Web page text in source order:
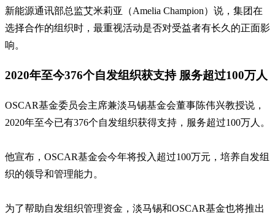
新能源通讯部总监艾米莉亚（Amelia Champion）说，集团在
选择合作的组织时，最重视活动是否对受益者有长久的正面影
响。
2020年至今376个自发组织获支持 服务超过100万人
OSCAR基金委员会主席兼淡马锡基金会董事陈伟兴教授说，
2020年至今已有376个自发组织获得支持，服务超过100万人。
他宣布，OSCAR基金会今年将投入超过100万元，培养自发组
织的领导和管理能力。
为了帮助自发组织管理资金，淡马锡和OSCAR基金也将推出